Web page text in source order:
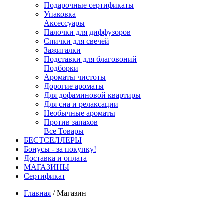
Подарочные сертификаты
Упаковка
Аксессуары
Палочки для диффузоров
Спички для свечей
Зажигалки
Подставки для благовоний
Подборки
Ароматы чистоты
Дорогие ароматы
Для дофаминовой квартиры
Для сна и релаксации
Необычные ароматы
Против запахов
Все Товары
БЕСТСЕЛЛЕРЫ
Бонусы - за покупку!
Доставка и оплата
МАГАЗИНЫ
Cертификат
Главная /Магазин